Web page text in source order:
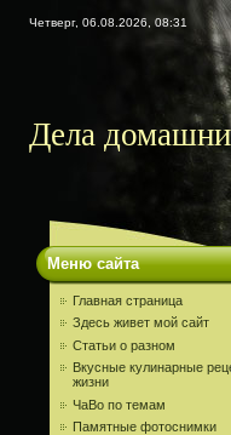
Четверг, 06.08.2026, 08:31
Дела
Меню сайта
Главная страница
Здесь живет мой сайт
Статьи о разном
Вкусные кулинарные
жизни
ЧаВо по темам
Памятные фотоснимки